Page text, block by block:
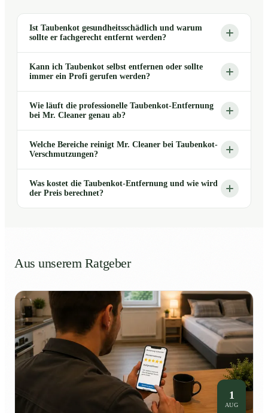
Ist Taubenkot gesundheitsschädlich und warum
sollte er fachgerecht entfernt werden?
Kann ich Taubenkot selbst entfernen oder sollte
immer ein Profi gerufen werden?
Wie läuft die professionelle Taubenkot-Entfernung
bei Mr. Cleaner genau ab?
Welche Bereiche reinigt Mr. Cleaner bei Taubenkot-
Verschmutzungen?
Was kostet die Taubenkot-Entfernung und wie wird
der Preis berechnet?
Aus unserem Ratgeber
1
AUG